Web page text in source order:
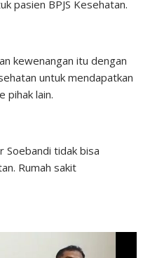
pasien BPJS Kesehatan.
kewenangan itu dengan
untuk mendapatkan
pihak lain.
Soebandi tidak bisa
Rumah sakit